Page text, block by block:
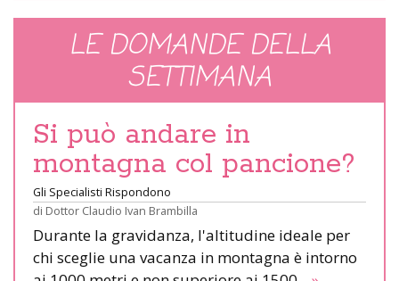
LE DOMANDE DELLA
SETTIMANA
Si può andare in
montagna col pancione?
Gli Specialisti Rispondono
di Dottor Claudio Ivan Brambilla
Durante la gravidanza, l'altitudine ideale per
chi sceglie una vacanza in montagna è intorno